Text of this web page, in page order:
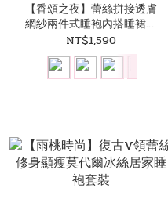
【香頌之夜】蕾絲拼接透膚
網紗兩件式睡袍內搭睡裙套
裝
NT$1,590